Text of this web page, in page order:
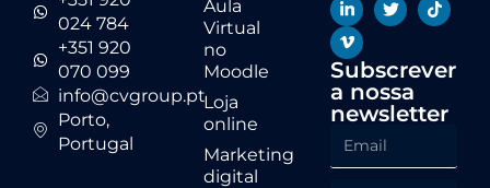
024 784
+351 920
070 099
info@cvgroup.pt
Porto,
Portugal
Aula
Virtual
no
Moodle
Loja
online
Marketing
digital
Subscrever
a nossa
newsletter